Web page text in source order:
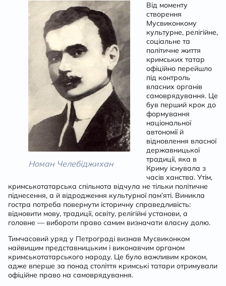
Номан Челебіджихан
Від моменту
створення
Мусвиконкому
культурне, релігійне,
соціальне та
політичне життя
кримських татар
офіційно перейшло
під контроль
власних органів
самоврядування. Це
був перший крок до
формування
національної
автономії й
відновлення власної
державницької
традиції, яка в
Криму існувала з
часів ханства. Утім,
кримськотатарська спільнота відчула не тільки політичне
піднесення, а й відродження культурної пам’яті. Виникла
гостра потреба повернути історичну справедливість:
відновити мову, традиції, освіту, релігійні установи, а
головне — вибороти право самим визначати власну долю.
Тимчасовий уряд у Петрограді визнав Мусвиконком
найвищим представницьким і виконавчим органом
кримськотатарського народу. Це було важливим кроком,
адже вперше за понад століття кримські татари отримували
офіційне право на самоврядування.